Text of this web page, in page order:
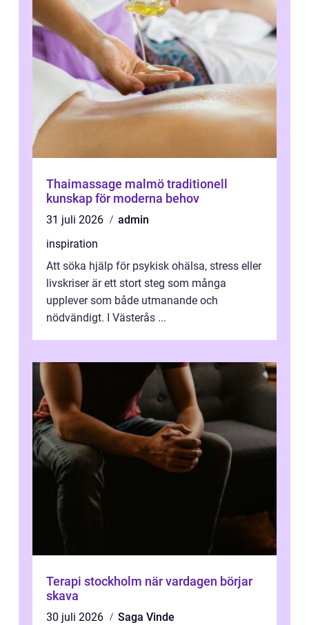
Thaimassage malmö traditionell
kunskap för moderna behov
31 juli 2026
admin
inspiration
Att söka hjälp för psykisk ohälsa, stress eller
livskriser är ett stort steg som många
upplever som både utmanande och
nödvändigt. I Västerås ...
Terapi stockholm när vardagen börjar
skava
30 juli 2026
Saga Vinde